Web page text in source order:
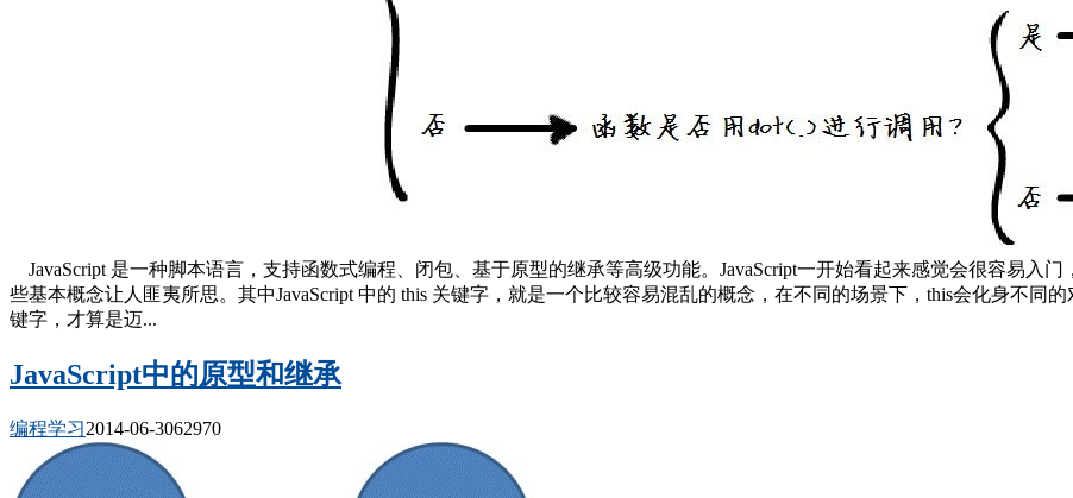
JavaScript 是一种脚本语言，支持函数式编程、闭包、基于原型的继承等高级功能。JavaScript一开始看起来感觉会很容易入
些基本概念让人匪夷所思。其中JavaScript 中的 this 关键字，就是一个比较容易混乱的概念，在不同的场景下，this会化身不同
键字，才算是迈...
JavaScript中的原型和继承
编程学习2014-06-3062970